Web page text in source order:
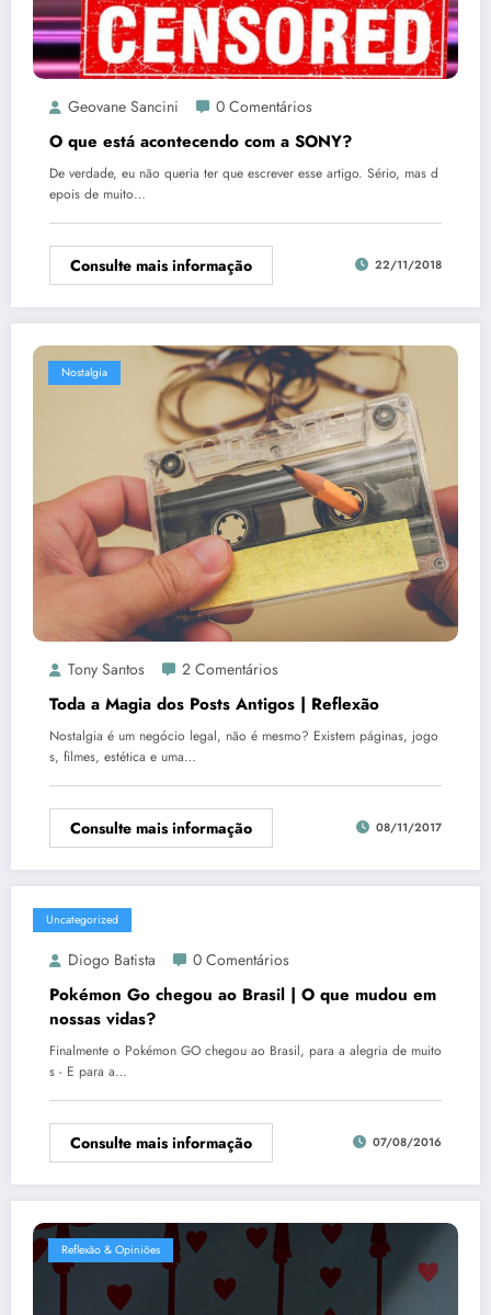
Geovane Sancini 0 Comentários
O que está acontecendo com a SONY?
De verdade, eu não queria ter que escrever esse artigo. Sério, mas d
epois de muito…
Consulte mais informação 22/11/2018
Nostalgia
Tony Santos 2 Comentários
Toda a Magia dos Posts Antigos | Reflexão
Nostalgia é um negócio legal, não é mesmo? Existem páginas, jogo
s, filmes, estética e uma…
Consulte mais informação 08/11/2017
Uncategorized
Diogo Batista 0 Comentários
Pokémon Go chegou ao Brasil | O que mudou em
nossas vidas?
Finalmente o Pokémon GO chegou ao Brasil, para a alegria de muito
s - E para a…
Consulte mais informação 07/08/2016
Reflexão & Opiniões